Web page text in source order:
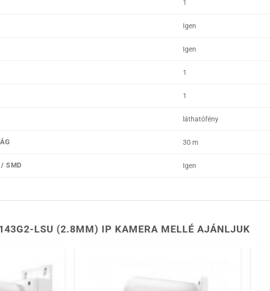
1
Igen
Igen
1
1
láthatófény
30 m
SMD Igen
LSU (2.8MM) IP KAMERA MELLÉ AJÁNLJUK